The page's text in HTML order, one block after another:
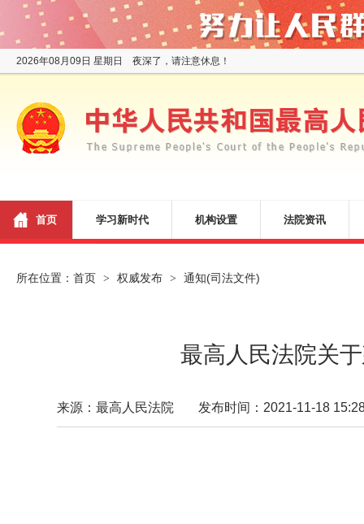
2026年08月09日 星期日 夜深了，请注意休息！
首页 学习新时代 机构设置 法院资讯
所在位置： 首页 > 权威发布 > 通知(司法文件)
最高人民法院关
来源：最高人民法院 发布时间：2021-11-18